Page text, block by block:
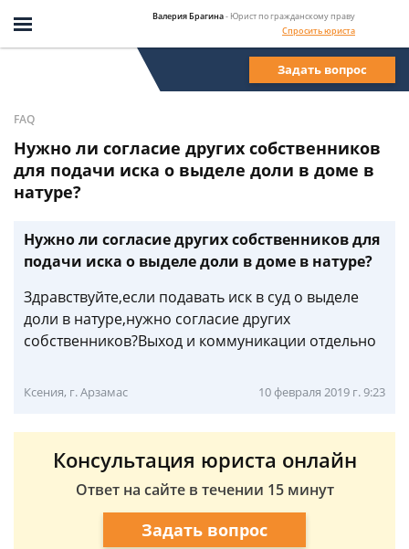
Валерия Брагина- Юрист по гражданскому праву
Спросить юриста
Задать вопрос
FAQ
Нужно ли согласие других собственников
для подачи иска о выделе доли в доме в
натуре?
Нужно ли согласие других собственников для
подачи иска о выделе доли в доме в натуре?
Здравствуйте,если подавать иск в суд о выделе
доли в натуре,нужно согласие других
собственников?Выход и коммуникации отдельно
Ксения, г. Арзамас 10 февраля 2019 г. 9:23
Консультация юриста онлайн
Ответ на сайте в течении 15 минут
Задать вопрос